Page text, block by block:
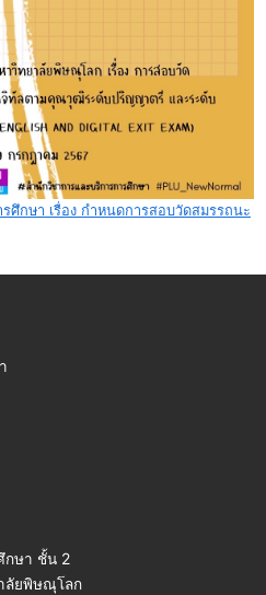
ศึกษา เรื่อง กำหนดการสอบวัดสมรรถนะ
กษา ชั้น 2
ลัยพิษณุโลก